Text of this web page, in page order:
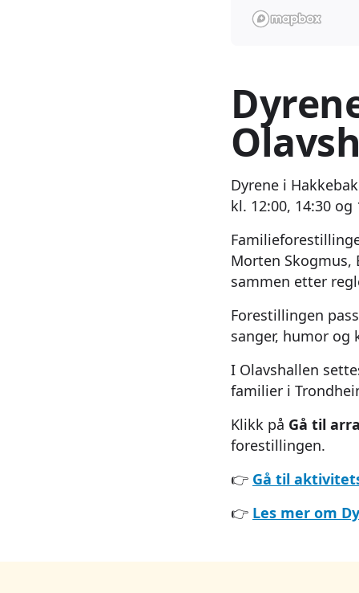
Dyrene i
kl. 12:00, 14:30 og
Morten Skogmus,
sammen etter
Forestillingen
sanger, humor og
I Olavshallen
familier i
Klikk på Gå til
forestillingen.
👉 Gå til
👉 Les mer om